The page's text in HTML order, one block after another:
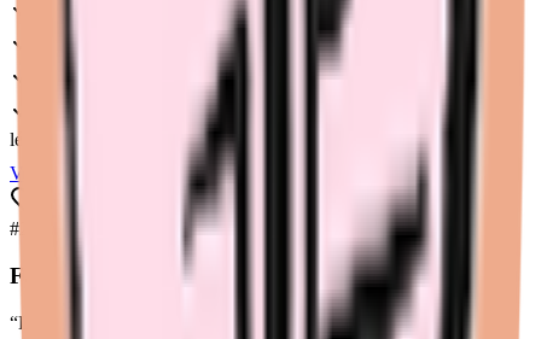
Bambou
Dès
léger
très abondant
Voir l'avis complet
Voir sur Sisters Republic
#
Fempo
“La pionnière française incontournable